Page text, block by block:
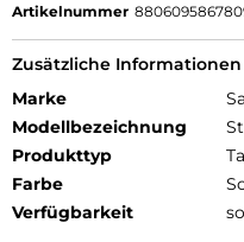
Artikelnummer
Zusätzliche Informationen
Marke
Modellbezeichnung
Produkttyp
Farbe
Verfügbarkeit